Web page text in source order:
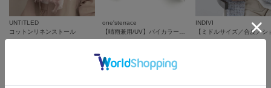
UNTITLED
コットンリネンストール
one'sterrace
さらに10%OFF
INDIVI